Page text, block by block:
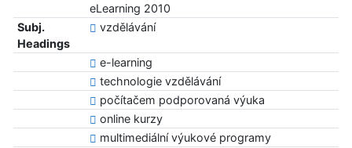
eLearning 2010
Subj.
Headings
vzdělávání
e-learning
technologie vzdělávání
počítačem podporovaná výuka
online kurzy
multimediální výukové programy